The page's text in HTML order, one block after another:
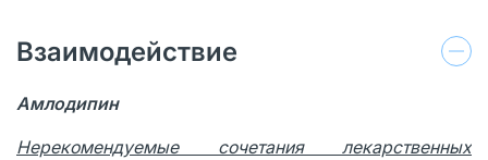
Взаимодействие
Амлодипин
Нерекомендуемые сочетания лекарственных